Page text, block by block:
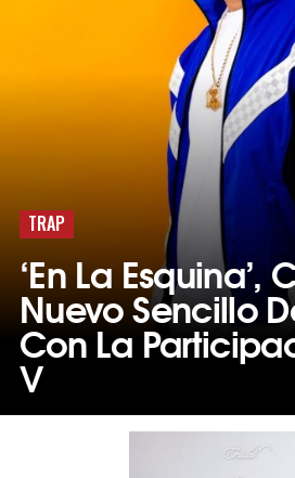
TRAP
‘En La Esquina’,
Nuevo Sencillo
Con La
V